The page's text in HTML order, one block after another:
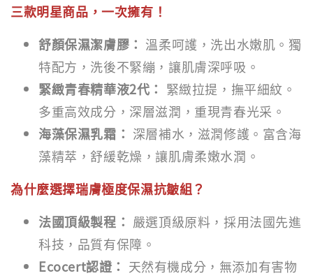
三款明星商品，一次擁有！
舒顏保濕潔膚膠： 溫柔呵護，洗出水嫩肌。獨
特配方，洗後不緊繃，讓肌膚深呼吸。
緊緻青春精華液2代： 緊緻拉提，撫平細紋。
多重高效成分，深層滋潤，重現青春光采。
海藻保濕乳霜： 深層補水，滋潤修護。富含海
藻精萃，舒緩乾燥，讓肌膚柔嫩水潤。
為什麼選擇瑞膚極度保濕抗皺組？
法國頂級製程： 嚴選頂級原料，採用法國先進
科技，品質有保障。
Ecocert認證： 天然有機成分，無添加有害物